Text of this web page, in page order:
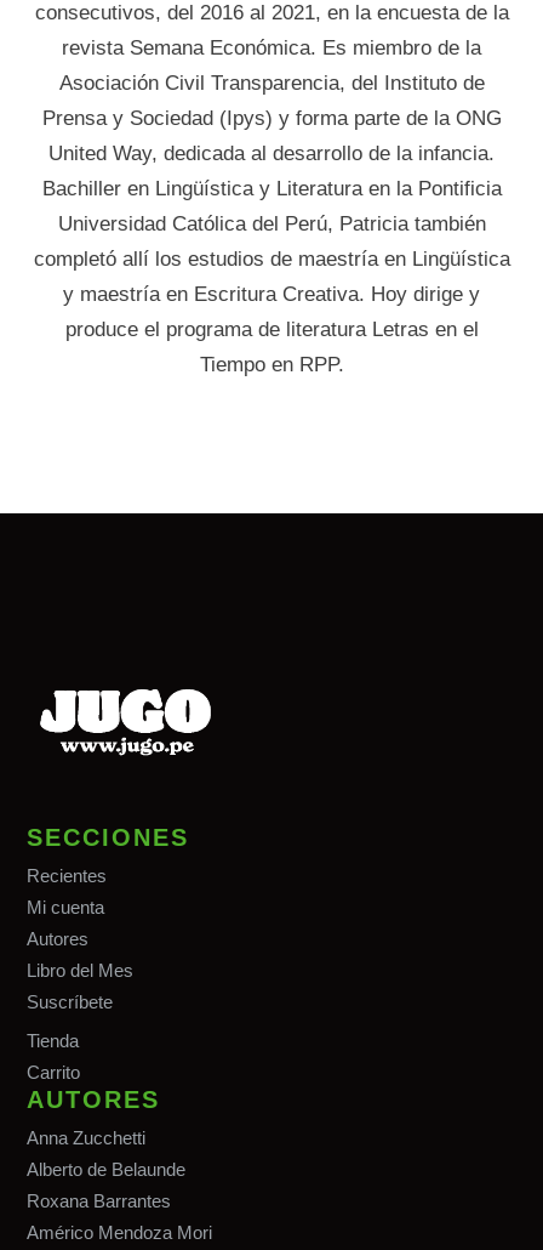
consecutivos, del 2016 al 2021, en la encuesta de la
revista Semana Económica. Es miembro de la
Asociación Civil Transparencia, del Instituto de
Prensa y Sociedad (Ipys) y forma parte de la ONG
United Way, dedicada al desarrollo de la infancia.
Bachiller en Lingüística y Literatura en la Pontificia
Universidad Católica del Perú, Patricia también
completó allí los estudios de maestría en Lingüística
y maestría en Escritura Creativa. Hoy dirige y
produce el programa de literatura Letras en el
Tiempo en RPP.
SECCIONES
Recientes
Mi cuenta
Autores
Libro del Mes
Suscríbete
Tienda
Carrito
AUTORES
Anna Zucchetti
Alberto de Belaunde
Roxana Barrantes
Américo Mendoza Mori